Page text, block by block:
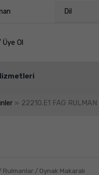
Dil
Ol
22210.E1 FAG RULMAN
Rulmanlar / Oynak Makaralı